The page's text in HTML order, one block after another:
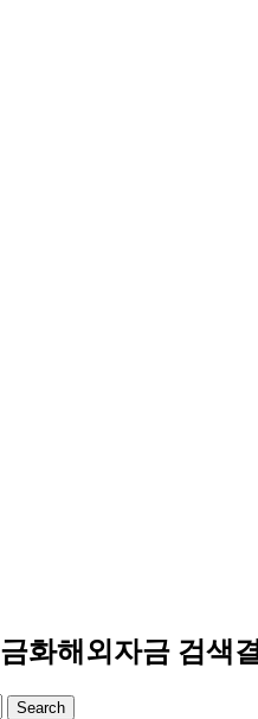
화해외자금 검색